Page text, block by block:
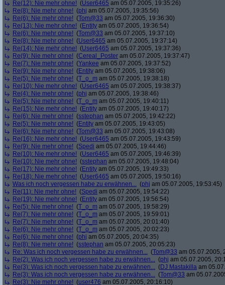
Re(12): Nie mehr ohne! (User6465 am 05.07.2005, 19:35:26)
Re(8): Nie mehr ohne! (phj am 05.07.2005, 19:35:56)
Re(6): Nie mehr ohne! (Tom@33 am 05.07.2005, 19:36:30)
Re(13): Nie mehr ohne! (Entity am 05.07.2005, 19:36:54)
Re(6): Nie mehr ohne! (Tom@33 am 05.07.2005, 19:37:10)
Re(8): Nie mehr ohne! (User6465 am 05.07.2005, 19:37:14)
Re(14): Nie mehr ohne! (User6465 am 05.07.2005, 19:37:36)
Re(9): Nie mehr ohne! (Cereal_Poster am 05.07.2005, 19:37:47)
Re(7): Nie mehr ohne! (Yankee am 05.07.2005, 19:37:52)
Re(9): Nie mehr ohne! (Entity am 05.07.2005, 19:38:06)
Re(5): Nie mehr ohne! (T_o_m am 05.07.2005, 19:38:18)
Re(10): Nie mehr ohne! (User6465 am 05.07.2005, 19:38:37)
Re(4): Nie mehr ohne! (phj am 05.07.2005, 19:38:46)
Re(5): Nie mehr ohne! (T_o_m am 05.07.2005, 19:40:11)
Re(15): Nie mehr ohne! (Entity am 05.07.2005, 19:40:17)
Re(6): Nie mehr ohne! (sstephan am 05.07.2005, 19:42:22)
Re(5): Nie mehr ohne! (Entity am 05.07.2005, 19:43:05)
Re(6): Nie mehr ohne! (Tom@33 am 05.07.2005, 19:43:08)
Re(16): Nie mehr ohne! (User6465 am 05.07.2005, 19:43:59)
Re(9): Nie mehr ohne! (Spedi am 05.07.2005, 19:44:46)
Re(10): Nie mehr ohne! (User6465 am 05.07.2005, 19:46:39)
Re(10): Nie mehr ohne! (sstephan am 05.07.2005, 19:48:04)
Re(17): Nie mehr ohne! (Entity am 05.07.2005, 19:49:33)
Re(18): Nie mehr ohne! (User6465 am 05.07.2005, 19:50:16)
Was ich noch vergessen habe zu erwähnen... (phj am 05.07.2005, 19:53:45)
Re(11): Nie mehr ohne! (Spedi am 05.07.2005, 19:54:22)
Re(19): Nie mehr ohne! (Entity am 05.07.2005, 19:56:54)
Re(5): Nie mehr ohne! (T_o_m am 05.07.2005, 19:58:29)
Re(7): Nie mehr ohne! (T_o_m am 05.07.2005, 19:59:01)
Re(7): Nie mehr ohne! (T_o_m am 05.07.2005, 20:01:40)
Re(6): Nie mehr ohne! (T_o_m am 05.07.2005, 20:02:23)
Re(6): Nie mehr ohne! (phj am 05.07.2005, 20:04:35)
Re(8): Nie mehr ohne! (sstephan am 05.07.2005, 20:05:23)
Re: Was ich noch vergessen habe zu erwähnen... (Tom@33 am 05.07.2005,
Re(2): Was ich noch vergessen habe zu erwähnen... (phj am 05.07.2005,
Re(3): Was ich noch vergessen habe zu erwähnen... (DJ Mastakilla am
Re(3): Was ich noch vergessen habe zu erwähnen... (Tom@33 am
Re(3): Nie mehr ohne! (user476 am 05.07.2005, 20:16:10)